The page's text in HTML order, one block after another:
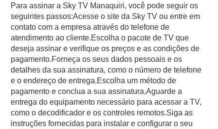
Para assinar a Sky TV Manaquiri, você pode seguir os
seguintes passos:Acesse o site da Sky TV ou entre em
contato com a empresa através do telefone de
atendimento ao cliente.Escolha o pacote de TV que
deseja assinar e verifique os preços e as condições de
pagamento.Forneça os seus dados pessoais e os
detalhes da sua assinatura, como o número de telefone
e o endereço de entrega.Escolha um método de
pagamento e conclua a sua assinatura.Aguarde a
entrega do equipamento necessário para acessar a TV,
como o decodificador e os controles remotos.Siga as
instruções fornecidas para instalar e configurar o seu